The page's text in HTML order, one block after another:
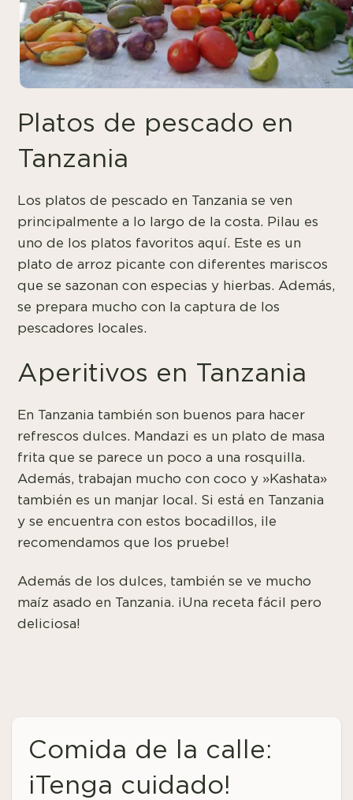
Platos de pescado en
Tanzania
Los platos de pescado en Tanzania se ven
principalmente a lo largo de la costa. Pilau es
uno de los platos favoritos aquí. Este es un
plato de arroz picante con diferentes mariscos
que se sazonan con especias y hierbas. Además,
se prepara mucho con la captura de los
pescadores locales.
Aperitivos en Tanzania
En Tanzania también son buenos para hacer
refrescos dulces. Mandazi es un plato de masa
frita que se parece un poco a una rosquilla.
Además, trabajan mucho con coco y »Kashata»
también es un manjar local. Si está en Tanzania
y se encuentra con estos bocadillos, ¡le
recomendamos que los pruebe!
Además de los dulces, también se ve mucho
maíz asado en Tanzania. ¡Una receta fácil pero
deliciosa!
Comida de la calle:
¡Tenga cuidado!